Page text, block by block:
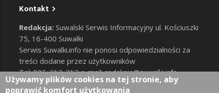
Kontakt
Redakcja: Suwalski Serwis Informacyjny ul. Kościuszki
75, 16-400 Suwałki
Serwis Suwalki.info nie ponosi odpowiedzialności za
treści dodane przez użytkowników
Tel: 885-212-212 e-mail:redakcja@suwalki.info,
reklama@suwalki.info
Używamy plików cookies na tej stronie, aby
poprawić komfort użytkowania